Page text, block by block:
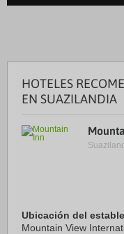
HOTELES
EN SUAZILANDIA
Ubicación del
Mountain View